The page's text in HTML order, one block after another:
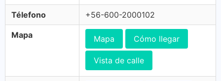
Télefono +56-600-2000102
Mapa Mapa Cómo llegar
Vista de calle